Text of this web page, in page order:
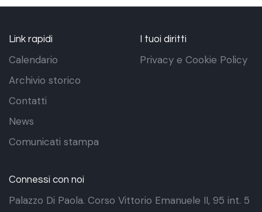
Link rapidi
Calendario
Archivio storico
Contatti
News
Comunicati stampa
I tuoi diritti
Privacy e Cookie Policy
Connessi con noi
Palazzo Di Paola. Corso Vittorio Emanuele II, 95 int. 5